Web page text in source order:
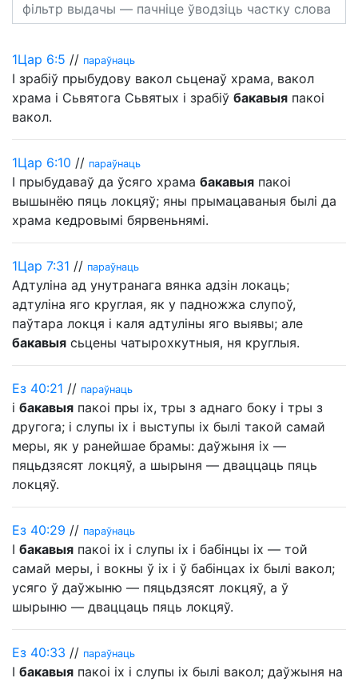
1Цар 6:5 // параўнаць
І зрабіў прыбудову вакол сьценаў храма, вакол
храма і Сьвятога Сьвятых і зрабіў бакавыя пакоі
вакол.
1Цар 6:10 // параўнаць
І прыбудаваў да ўсяго храма бакавыя пакоі
вышынёю пяць локцяў; яны прымацаваныя былі да
храма кедровымі бярвеньнямі.
1Цар 7:31 // параўнаць
Адтуліна ад унутранага вянка адзін локаць;
адтуліна яго круглая, як у падножжа слупоў,
паўтара локця і каля адтуліны яго выявы; але
бакавыя сьцены чатырохкутныя, ня круглыя.
Ез 40:21 // параўнаць
і бакавыя пакоі пры іх, тры з аднаго боку і тры з
другога; і слупы іх і выступы іх былі такой самай
меры, як у ранейшае брамы: даўжыня іх —
пяцьдзясят локцяў, а шырыня — дваццаць пяць
локцяў.
Ез 40:29 // параўнаць
І бакавыя пакоі іх і слупы іх і бабінцы іх — той
самай меры, і вокны ў іх і ў бабінцах іх былі вакол;
усяго ў даўжыню — пяцьдзясят локцяў, а ў
шырыню — дваццаць пяць локцяў.
Ез 40:33 // параўнаць
І бакавыя пакоі іх і слупы іх былі вакол; даўжыня на